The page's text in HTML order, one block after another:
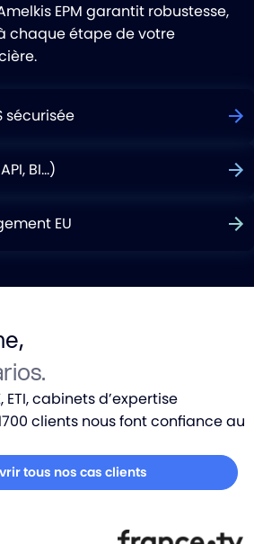
EPM garantit robustesse,
chaque étape de votre
sécurisée
BI…)
EU
ETI, cabinets d’expertise
clients nous font confiance au
tous nos cas clients